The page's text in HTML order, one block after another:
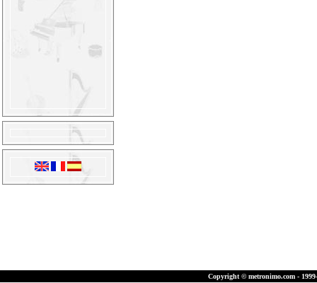
Copyright © metronimo.com -